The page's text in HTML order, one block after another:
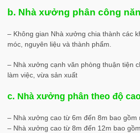
b. Nhà xưởng phân công
– Không gian Nhà xưởng chia thành các
móc, nguyên liệu và thành phẩm.
– Nhà xưởng cạnh văn phòng thuận tiện
làm việc, vừa sản xuất
c. Nhà xưởng phân theo độ
– Nhà xưởng cao từ 6m đến 8m bao gồm
– Nhà xưởng cao từ 8m đến 12m bao